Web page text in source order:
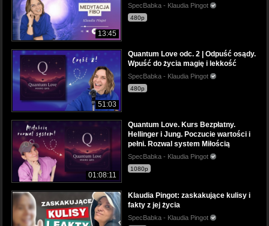
13:45
SpecBabka - Klaudia Pingot
480p
51:03
Quantum Love odc. 2 | Odpuść osądy.
Wpuść do życia magię i lekkość
SpecBabka - Klaudia Pingot
480p
01:08:11
Quantum Love. Kurs Bezpłatny.
Hellinger i Jung. Poczucie wartości i
pełni. Rozwal system Miłością
SpecBabka - Klaudia Pingot
1080p
Klaudia Pingot: zaskakujące kulisy i
fakty z jej życia
SpecBabka - Klaudia Pingot